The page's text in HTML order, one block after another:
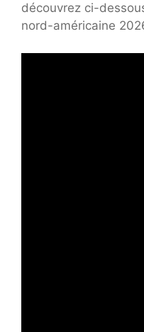
découvrez ci-
nord-américaine